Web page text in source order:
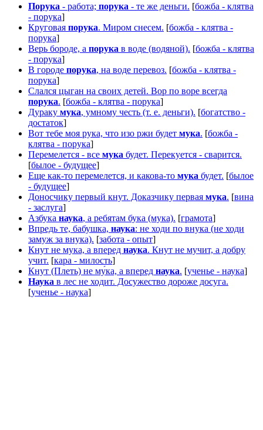
Порука - работа; порука - те же деньги. [божба - клятва
- порука]
Круговая порука. Миром снесем. [божба - клятва -
порука]
Верь бороде, а порука в воде (водяной). [божба - клятва
- порука]
В городе порука, на воде перевоз. [божба - клятва -
порука]
Слался цыган на своих детей. Вор по воре всегда
порука. [божба - клятва - порука]
Дураку мука, умному честь (т. е. деньги). [богатство -
достаток]
Вот тебе моя рука, что изо ржи будет мука. [божба -
клятва - порука]
Перемелется - все мука будет. Перекуется - сварится.
[былое - будущее]
Еще как-то перемелется, и какова-то мука будет. [былое
- будущее]
Доносчику первый кнут. Доказчику первая мука. [вина
- заслуга]
Азбука наука, а ребятам бука (мука). [грамота]
Впредь те, бабушка, наука: не ходи по внука (не ходи
замуж за внука). [забота - опыт]
Кнут не мука, а вперед наука. Кнут не мучит, а добру
учит. [кара - милость]
Кнут (Плеть) не му́ка, а вперед наука. [ученье - наука]
Наука в лес не ходит. Досужество дороже досуга.
[ученье - наука]